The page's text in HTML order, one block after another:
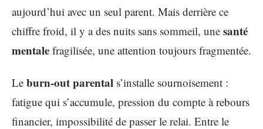
aujourd’hui avec un seul parent. Mais derrière ce
chiffre froid, il y a des nuits sans sommeil, une santé
mentale fragilisée, une attention toujours fragmentée.
Le burn-out parental s’installe sournoisement :
fatigue qui s’accumule, pression du compte à rebours
financier, impossibilité de passer le relai. Entre le